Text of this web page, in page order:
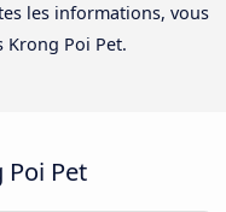
les informations, vous
Krong Poi Pet.
Poi Pet